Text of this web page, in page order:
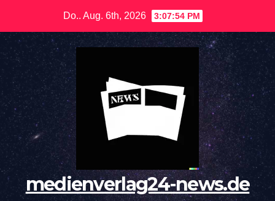
springen
Do.. Aug. 6th, 2026 3:07:55 PM
medienverlag24-news.de